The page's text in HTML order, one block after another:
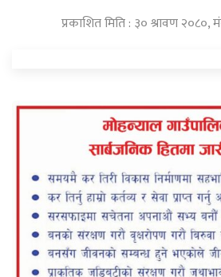
प्रकाशित मिति : ३० श्रावण